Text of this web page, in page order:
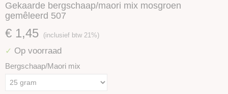
Gekaarde bergschaap/maori mix mosgroen
gemêleerd 507
€ 1,45 (inclusief btw 21%)
✓ Op voorraad
Bergschaap/Maori mix